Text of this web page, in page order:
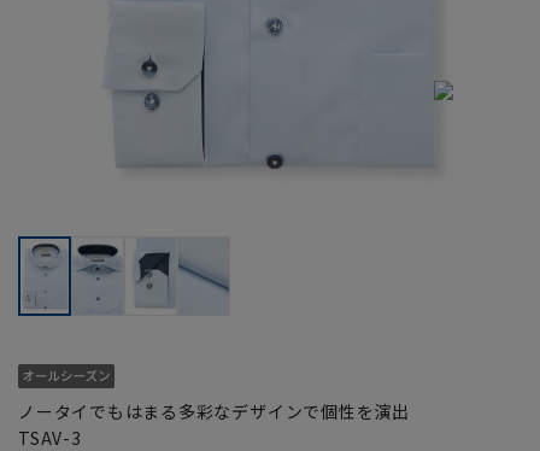
ノータイでもはまる多彩なデザインで個性を演出
TSAV-3